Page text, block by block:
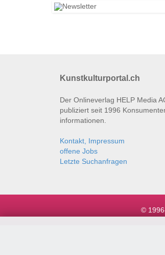
Kunstkulturportal.ch
Der Onlineverlag HELP Media
publiziert seit 1996
informationen.
Kontakt, Impressum
offene Jobs
Letzte Suchanfragen
©